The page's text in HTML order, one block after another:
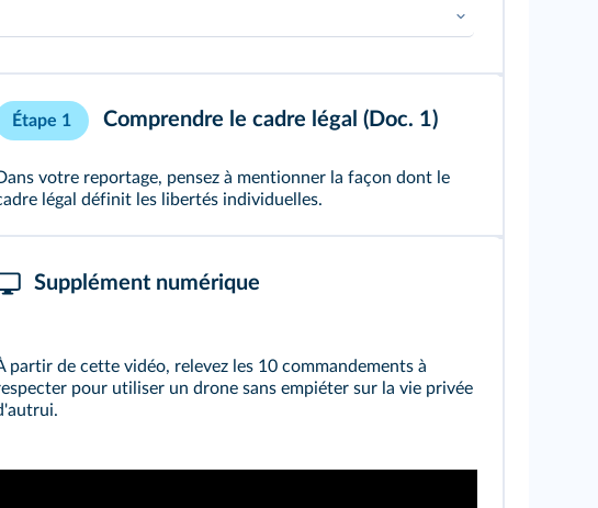
Étape 1 Comprendre le cadre légal (Doc. 1)
votre reportage, pensez à mentionner la façon dont le
légal définit les libertés individuelles.
Supplément numérique
partir de cette vidéo, relevez les 10 commandements à
pour utiliser un drone sans empiéter sur la vie privée